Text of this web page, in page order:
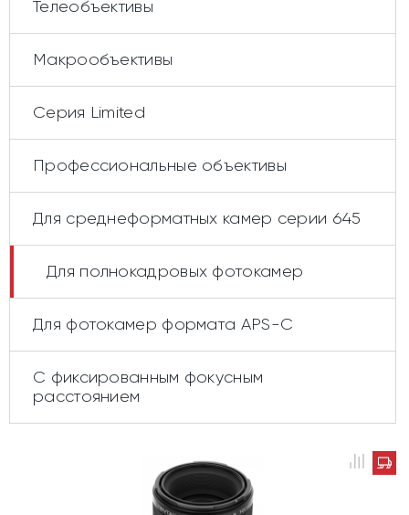
Телеобъективы
Макрообъективы
Серия Limited
Профессиональные объективы
Для среднеформатных камер серии 645
Для полнокадровых фотокамер
Для фотокамер формата APS-C
С фиксированным фокусным
расстоянием